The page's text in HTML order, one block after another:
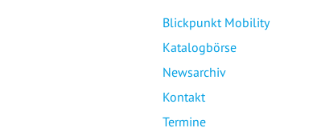
Blickpunkt Mobility
Katalogbörse
Newsarchiv
Kontakt
Termine